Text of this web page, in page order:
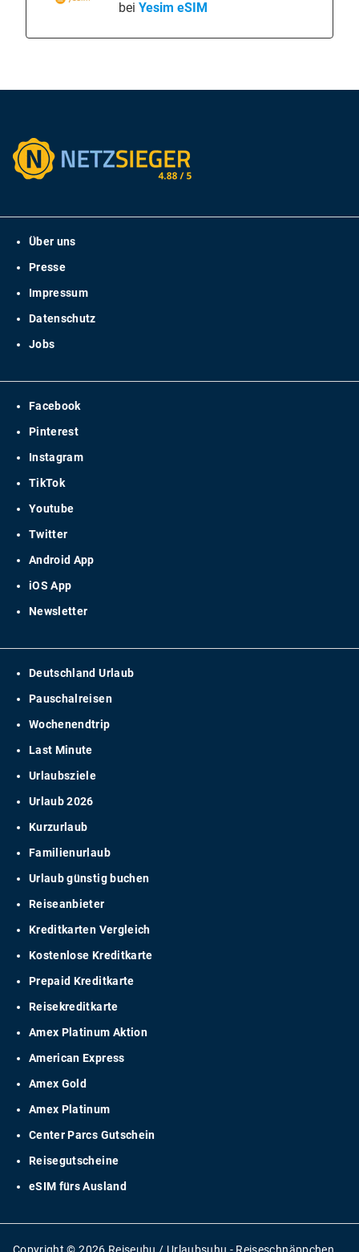
bei Yesim eSIM
Über uns
Presse
Impressum
Datenschutz
Jobs
Facebook
Pinterest
Instagram
TikTok
Youtube
Twitter
Android App
iOS App
Newsletter
Deutschland Urlaub
Pauschalreisen
Wochenendtrip
Last Minute
Urlaubsziele
Urlaub 2026
Kurzurlaub
Familienurlaub
Urlaub günstig buchen
Reiseanbieter
Kreditkarten Vergleich
Kostenlose Kreditkarte
Prepaid Kreditkarte
Reisekreditkarte
Amex Platinum Aktion
American Express
Amex Gold
Amex Platinum
Center Parcs Gutschein
Reisegutscheine
eSIM fürs Ausland
Copyright © 2026 Reiseuhu / Urlaubsuhu - Reiseschnäppchen